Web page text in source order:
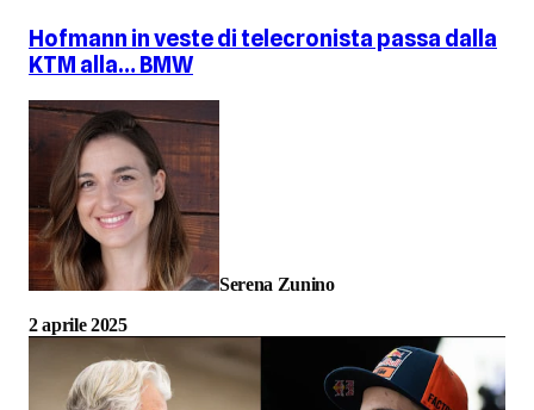
Hofmann in veste di telecronista passa dalla
KTM alla… BMW
Serena Zunino
2 aprile 2025